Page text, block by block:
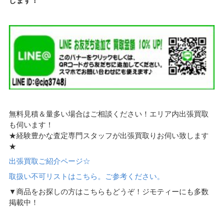
無料見積＆量多い場合はご相談ください！エリア内出張買取
も伺います！
★経験豊かな査定専門スタッフが出張買取りお伺い致します
★
出張買取ご紹介ページ☆
取扱い不可リストはこちら。ご参考ください。
▼商品をお探しの方はこちらもどうぞ！ジモティーにも多数
掲載中！